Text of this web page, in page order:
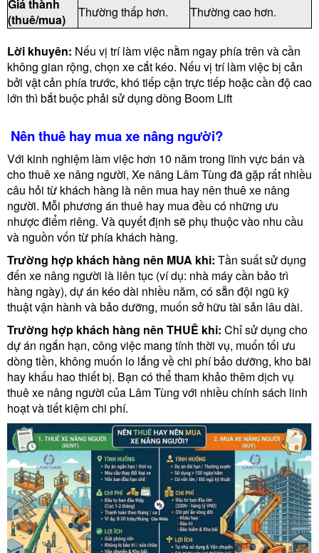
Giá thành
(thuê/mua)
Thường thấp hơn. Thường cao hơn.
Lời khuyên: Nếu vị trí làm việc nằm ngay phía trên và cần
không gian rộng, chọn xe cắt kéo. Nếu vị trí làm việc bị cản
bởi vật cản phía trước, khó tiếp cận trực tiếp hoặc cần độ cao
lớn thì bắt buộc phải sử dụng dòng Boom Lift
Nên thuê hay mua xe nâng người?
Với kinh nghiệm làm việc hơn 10 năm trong lĩnh vực bán và
cho thuê xe nâng người, Xe nâng Lâm Tùng đã gặp rất nhiều
câu hỏi từ khách hàng là nên mua hay nên thuê xe nâng
người. Mỗi phương án thuê hay mua đều có những ưu
nhược điểm riêng. Và quyết định sẽ phụ thuộc vào nhu cầu
và nguồn vốn từ phía khách hàng.
Trường hợp khách hàng nên MUA khi: Tần suất sử dụng
đến xe nâng người là liên tục (ví dụ: nhà máy cần bảo trì
hàng ngày), dự án kéo dài nhiều năm, có sẵn đội ngũ kỹ
thuật vận hành và bảo dưỡng, muốn sở hữu tài sản lâu dài.
Trường hợp khách hàng nên THUÊ khi: Chỉ sử dụng cho
dự án ngắn hạn, công việc mang tính thời vụ, muốn tối ưu
dòng tiền, không muốn lo lắng về chi phí bảo dưỡng, kho bãi
hay khấu hao thiết bị. Bạn có thể tham khảo thêm dịch vụ
thuê xe nâng người của Lâm Tùng với nhiều chính sách linh
hoạt và tiết kiệm chi phí.